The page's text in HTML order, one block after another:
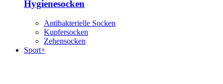
Hygienesocken
Antibakterielle Socken
Kupfersocken
Zehensocken
Sport+